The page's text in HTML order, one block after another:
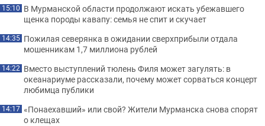
15:10 В Мурманской области продолжают искать убежавшего
щенка породы кавапу: семья не спит и скучает
14:35 Пожилая северянка в ожидании сверхприбыли отдала
мошенникам 1,7 миллиона рублей
14:22 Вместо выступлений тюлень Филя может загулять: в
океанариуме рассказали, почему может сорваться концерт
любимца публики
14:17 «Понаехавший» или свой? Жители Мурманска снова спорят
о клещах